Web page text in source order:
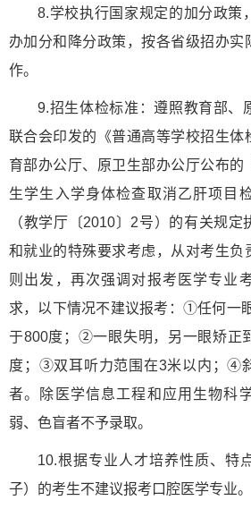
8.学校执行国家规定的加分政策
办加分和降分政策，按各省级招办实
作。
9.招生体检标准：遵照教育部、
联合会印发的《普通高等学校招生体
育部办公厅、原卫生部办公厅公布的
生学生入学身体检查取消乙肝项目
（教学厅〔2010〕2号）的有关规
和就业的特殊要求考虑，从对考生负
则出发，再次强调对报考医学专业
求，以下情况不建议报考：①任何一
于800度；②一眼失明，另一眼矫正
度；③双耳听力范围在3米以内；④
者。除医学信息工程和应用生物科
弱、色盲者不予录取。
10.根据专业人才培养性质、特
子）的考生不建议报考口腔医学专业。